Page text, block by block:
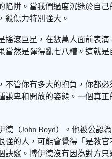
阱。當我們過度沉迷於
殺傷力特別強大。
滾巨星，在數萬人面前表
然是彈得亂七八糟。這就
管你有多大的抱負，你都
卑和開放的姿態。一個真
（John Boyd）。他被公
的人，可能會覺得「是教
竅。博伊德沒有因為對方